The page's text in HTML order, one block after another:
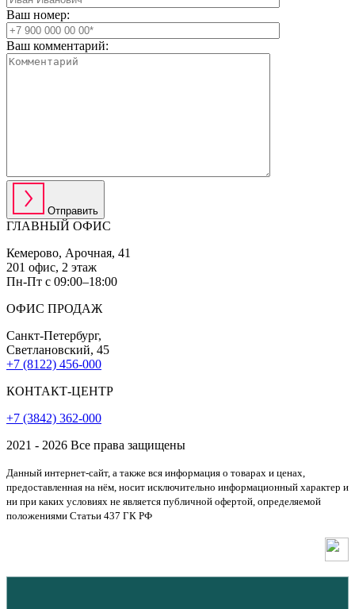
Ваш номер:
Ваш комментарий:
Отправить
ГЛАВНЫЙ ОФИС
Кемерово, Арочная, 41
201 офис, 2 этаж
Пн-Пт с 09:00–18:00
ОФИС ПРОДАЖ
Санкт-Петербург,
Светлановский, 45
+7 (8122) 456‑000
КОНТАКТ-ЦЕНТР
+7 (3842) 362‑000
2021 - 2026 Все права защищены
Данный интернет-сайт, а также вся информация о товарах и ценах,
предоставленная на нём, носит исключительно информационный характер и
ни при каких условиях не является публичной офертой, определяемой
положениями Статьи 437 ГК РФ